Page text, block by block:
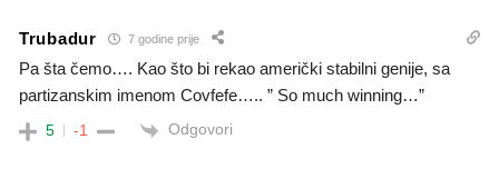
Trubadur 7 godine prije
Pa šta čemo…. Kao što bi rekao američki stabilni genije, sa
partizanskim imenom Covfefe….. ” So much winning…”
5 -1 Odgovori